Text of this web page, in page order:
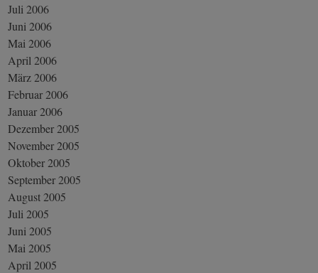
Juli 2006
Juni 2006
Mai 2006
April 2006
März 2006
Februar 2006
Januar 2006
Dezember 2005
November 2005
Oktober 2005
September 2005
August 2005
Juli 2005
Juni 2005
Mai 2005
April 2005